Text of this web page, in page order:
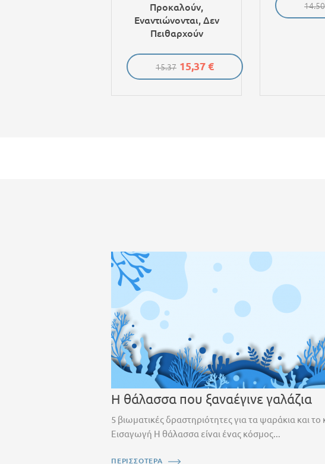
Προκαλούν,
Εναντιώνονται, Δεν
Πειθαρχούν
15.37 15,37 €
14.50
Η θάλασσα που ξαναέγινε γαλάζια
5 βιωματικές δραστηριότητες για τα ψαράκια και
Εισαγωγή Η θάλασσα είναι ένας κόσμος...
ΠΕΡΙΣΣΟΤΕΡΑ